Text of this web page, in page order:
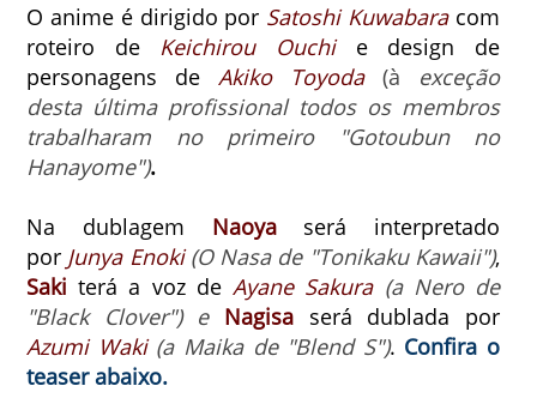
O anime é dirigido por Satoshi Kuwabaracom
roteiro de Keichirou Ouchie design de
personagens deAkiko Toyoda (à exceção
desta última profissional todos os membros
trabalharam no primeiro "Gotoubun no
Hanayome").
Na dublagem Naoyaserá interpretado
por Junya Enoki (O Nasa de "Tonikaku Kawaii"),
Saki terá a voz deAyane Sakura (a Nero de
"Black Clover") e Nagisa será dublada por
Azumi Waki (a Maika de "Blend S"). Confira o
teaser abaixo.